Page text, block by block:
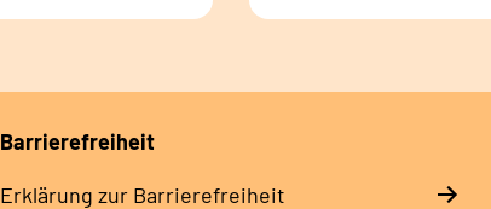
Barrierefreiheit
Erklärung zur Barrierefreiheit